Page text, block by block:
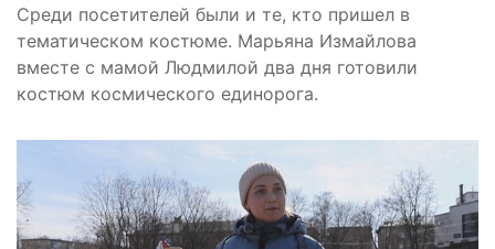
Среди посетителей были и те, кто пришел в
тематическом костюме. Марьяна Измайлова
вместе с мамой Людмилой два дня готовили
костюм космического единорога.